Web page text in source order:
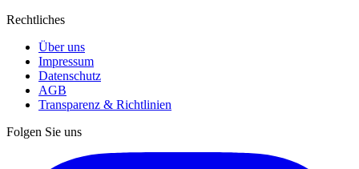
Rechtliches
Über uns
Impressum
Datenschutz
AGB
Transparenz & Richtlinien
Folgen Sie uns